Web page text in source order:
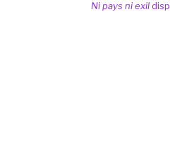
Ni pays ni exil